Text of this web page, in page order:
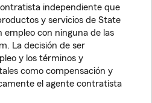
independiente que
y servicios de State
empleo con ninguna de las
La decisión de ser
y los términos y
como compensación y
el agente contratista